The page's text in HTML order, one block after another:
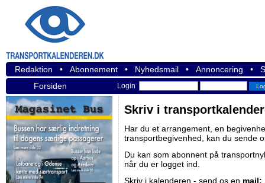
Redaktion • Abonnement • Nyhedsmail • Annoncering •
Forsiden
Login
Skriv i
Har du et arrangement, en
transportbegivenhed, kan du sende
Du kan som abonnent på
når du er logget ind.
Skriv i kalenderen - send os en mail: